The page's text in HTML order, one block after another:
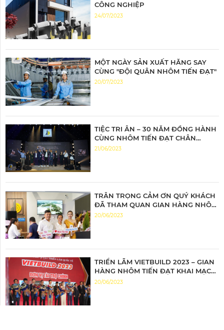
CÔNG NGHIỆP
24/07/2023
MỘT NGÀY SẢN XUẤT HĂNG SAY
CÙNG "ĐỘI QUÂN NHÔM TIẾN ĐẠT"
20/07/2023
TIỆC TRI ÂN – 30 NĂM ĐỒNG HÀNH
CÙNG NHÔM TIẾN ĐẠT CHÂN
THÀNH TRI ÂN – ĐỒNG HÀNH BỨT
21/06/2023
TRÂN TRỌNG CẢM ƠN QUÝ KHÁCH
ĐÃ THAM QUAN GIAN HÀNG NHÔM
TIẾN ĐẠT
20/06/2023
TRIỂN LÃM VIETBUILD 2023 – GIAN
HÀNG NHÔM TIẾN ĐẠT KHAI MẠC
ĐẦY ẤN TƯỢNG
20/06/2023